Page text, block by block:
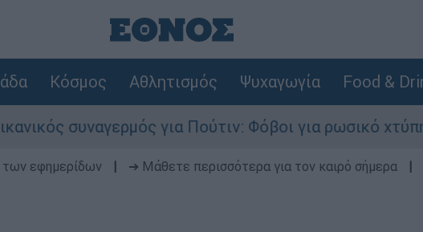
Κόσμος Αθλητισμός Ψυχαγωγία Food &
για Πούτιν: Φόβοι για ρωσικό χτύπημα σε
εφημερίδων ➔ Μάθετε περισσότερα για τον καιρό σήμερα